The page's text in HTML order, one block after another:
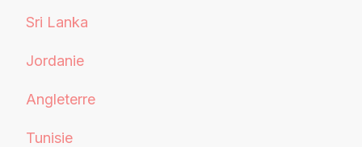
Sri Lanka
Jordanie
Angleterre
Tunisie